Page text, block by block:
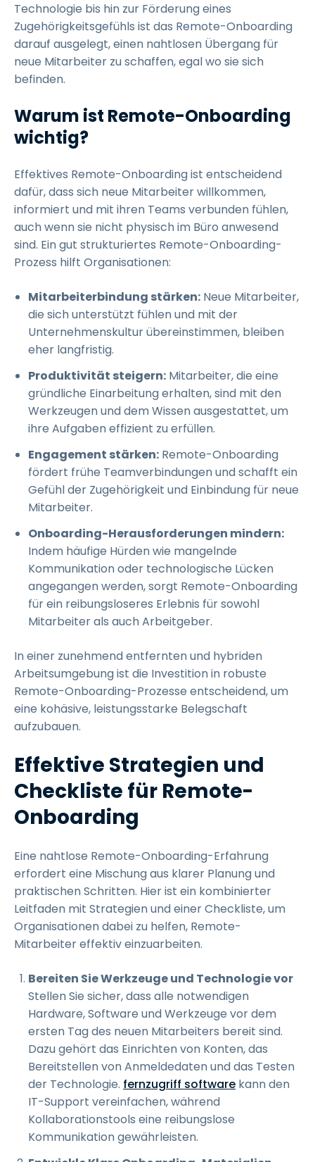
Technologie bis hin zur Förderung eines
Zugehörigkeitsgefühls ist das Remote-Onboarding
darauf ausgelegt, einen nahtlosen Übergang für
neue Mitarbeiter zu schaffen, egal wo sie sich
befinden.
Warum ist Remote-Onboarding
wichtig?
Effektives Remote-Onboarding ist entscheidend
dafür, dass sich neue Mitarbeiter willkommen,
informiert und mit ihren Teams verbunden fühlen,
auch wenn sie nicht physisch im Büro anwesend
sind. Ein gut strukturiertes Remote-Onboarding-
Prozess hilft Organisationen:
Mitarbeiterbindung stärken: Neue Mitarbeiter,
die sich unterstützt fühlen und mit der
Unternehmenskultur übereinstimmen, bleiben
eher langfristig.
Produktivität steigern: Mitarbeiter, die eine
gründliche Einarbeitung erhalten, sind mit den
Werkzeugen und dem Wissen ausgestattet, um
ihre Aufgaben effizient zu erfüllen.
Engagement stärken: Remote-Onboarding
fördert frühe Teamverbindungen und schafft ein
Gefühl der Zugehörigkeit und Einbindung für neue
Mitarbeiter.
Onboarding-Herausforderungen mindern:
Indem häufige Hürden wie mangelnde
Kommunikation oder technologische Lücken
angegangen werden, sorgt Remote-Onboarding
für ein reibungsloseres Erlebnis für sowohl
Mitarbeiter als auch Arbeitgeber.
In einer zunehmend entfernten und hybriden
Arbeitsumgebung ist die Investition in robuste
Remote-Onboarding-Prozesse entscheidend, um
eine kohäsive, leistungsstarke Belegschaft
aufzubauen.
Effektive Strategien und
Checkliste für Remote-
Onboarding
Eine nahtlose Remote-Onboarding-Erfahrung
erfordert eine Mischung aus klarer Planung und
praktischen Schritten. Hier ist ein kombinierter
Leitfaden mit Strategien und einer Checkliste, um
Organisationen dabei zu helfen, Remote-
Mitarbeiter effektiv einzuarbeiten.
Bereiten Sie Werkzeuge und Technologie vor
Stellen Sie sicher, dass alle notwendigen
Hardware, Software und Werkzeuge vor dem
ersten Tag des neuen Mitarbeiters bereit sind.
Dazu gehört das Einrichten von Konten, das
Bereitstellen von Anmeldedaten und das Testen
der Technologie. fernzugriff software kann den
IT-Support vereinfachen, während
Kollaborationstools eine reibungslose
Kommunikation gewährleisten.